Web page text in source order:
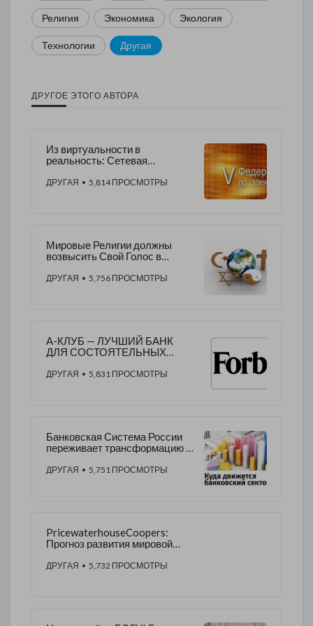
Религия Экономика Экология
Технологии Другая
ДРУГОЕ ЭТОГО АВТОРА
Из виртуальности в
реальность: Сетевая
биполярного мира: роль и
ДРУГАЯ • 5,814 ПРОСМОТРЫ
Мировые Религии должны
возвысить Свой Голос в
Справедливости!
ДРУГАЯ • 5,756 ПРОСМОТРЫ
​А-КЛУБ — ЛУЧШИЙ БАНК
ДЛЯ СОСТОЯТЕЛЬНЫХ
FORBES
ДРУГАЯ • 5,831 ПРОСМОТРЫ
Банковская Система России
переживает трансформацию и
эволюционного развития
ДРУГАЯ • 5,751 ПРОСМОТРЫ
PricewaterhouseCoopers:
Прогноз развития мировой
года
ДРУГАЯ • 5,732 ПРОСМОТРЫ